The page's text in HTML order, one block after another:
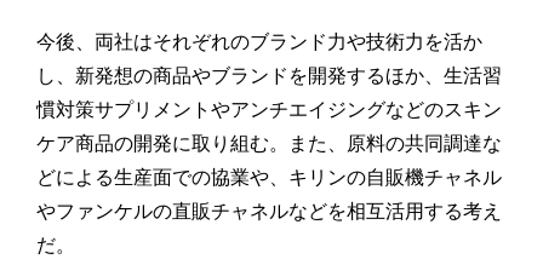
今後、両社はそれぞれのブランド力や技術力を活か
し、新発想の商品やブランドを開発するほか、生活習
慣対策サプリメントやアンチエイジングなどのスキン
ケア商品の開発に取り組む。また、原料の共同調達な
どによる生産面での協業や、キリンの自販機チャネル
やファンケルの直販チャネルなどを相互活用する考え
だ。